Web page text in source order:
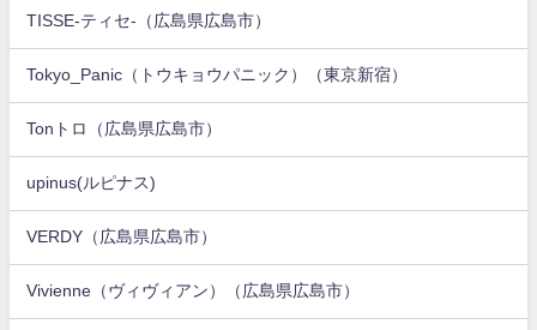
TISSE-ティセ-（広島県広島市）
Tokyo_Panic（トウキョウパニック）（東京新宿）
Tonトロ（広島県広島市）
upinus(ルピナス)
VERDY（広島県広島市）
Vivienne（ヴィヴィアン）（広島県広島市）